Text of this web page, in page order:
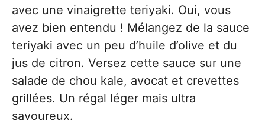
avec une vinaigrette teriyaki. Oui, vous
avez bien entendu ! Mélangez de la sauce
teriyaki avec un peu d’huile d’olive et du
jus de citron. Versez cette sauce sur une
salade de chou kale, avocat et crevettes
grillées. Un régal léger mais ultra
savoureux.